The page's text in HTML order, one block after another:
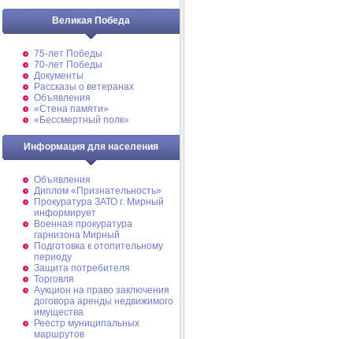
Великая Победа
75-лет Победы
70-лет Победы
Документы
Рассказы о ветеранах
Объявления
«Стена памяти»
«Бессмертный полк»
Информация для населения
Объявления
Диплом «Признательность»
Прокуратура ЗАТО г. Мирный
информирует
Военная прокуратура
гарнизона Мирный
Подготовка к отопительному
периоду
Защита потребителя
Торговля
Аукцион на право заключения
договора аренды недвижимого
имущества
Реестр муниципальных
маршрутов